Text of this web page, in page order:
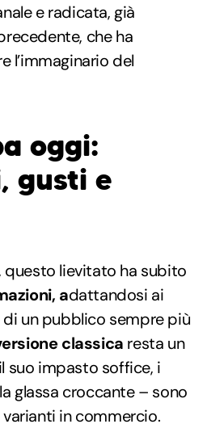
e radicata, già
che ha
l’immaginario del
oggi:
gusti e
questo lievitato ha subito
adattandosi ai
di un pubblico sempre più
classica resta un
suo impasto soffice, i
glassa croccante – sono
in commercio.